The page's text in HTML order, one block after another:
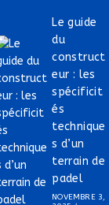
Le guide
du
construct
eur : les
spécificit
és
technique
s d’un
terrain de
padel
NOVEMBRE 3,